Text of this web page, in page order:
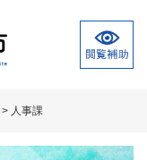
> 人事課